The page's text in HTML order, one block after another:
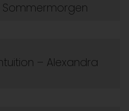
Sommermorgen
– Alexandra